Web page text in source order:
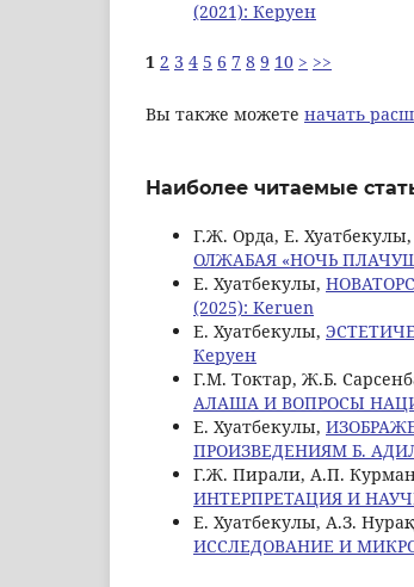
(2021): Керуен
1 2 3 4 5 6 7 8 9 10 > >>
Вы также можете начать
Наиболее читаемые
Г.Ж. Орда, Е.
ОЛЖАБАЯ «НОЧЬ
Е. Хуатбекулы,
(2025): Keruen
Е. Хуатбекулы,
Керуен
Г.М. Токтар, Ж.Б.
АЛАША И ВОПРОСЫ
Е. Хуатбекулы,
ПРОИЗВЕДЕНИЯМ Б.
Г.Ж. Пирали, А.П.
ИНТЕРПРЕТАЦИЯ И
Е. Хуатбекулы, А.З.
ИССЛЕДОВАНИЕ И